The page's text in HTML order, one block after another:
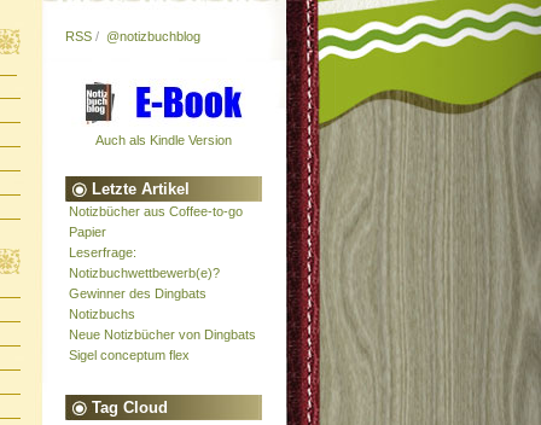
RSS / @notizbuchblog
Auch als Kindle Version
Letzte Artikel
Notizbücher aus Coffee-to-go
Papier
Leserfrage:
Notizbuchwettbewerb(e)?
Gewinner des Dingbats
Notizbuchs
Neue Notizbücher von Dingbats
Sigel conceptum flex
Tag Cloud